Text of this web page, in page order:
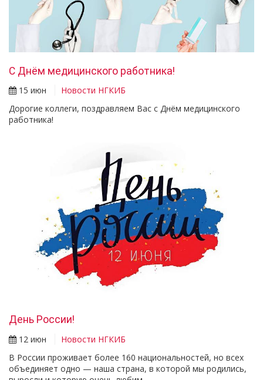
С Днём медицинского работника!
15 июн
Новости НГКИБ
Дорогие коллеги, поздравляем Вас с Днём медицинского
работника!
День России!
12 июн
Новости НГКИБ
В России проживает более 160 национальностей, но всех
объединяет одно — наша страна, в которой мы родились,